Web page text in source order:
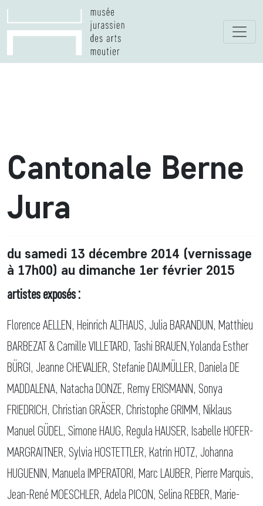
Cantonale Berne
Jura
du samedi 13 décembre 2014 (vernissage
à 17h00) au dimanche 1er février 2015
artistes exposés :
Florence AELLEN, Heinrich ALTHAUS, Julia BARANDUN, Matthieu
BARBEZAT & Camille VILLETARD, Tashi BRAUEN,Yolanda Esther
BÜRGI, Jeanne CHEVALIER, Stefanie DAUMÜLLER, Daniela DE
MADDALENA, Natacha DONZE, Remy ERISMANN, Sonya
FRIEDRICH, Christian GRÄSER, Christophe GRIMM, Niklaus
Manuel GÜDEL, Simone HAUG, Regula HAUSER, Isabelle HOFER-
MARGRAITNER, Sylvia HOSTETTLER, Katrin HOTZ, Johanna
HUGUENIN, Manuela IMPERATORI, Marc LAUBER, Pierre Marquis,
Jean-René MOESCHLER, Adela PICON, Selina REBER, Marie-